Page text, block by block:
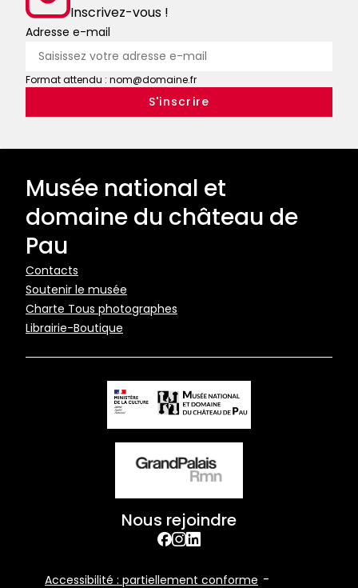
Inscrivez-vous !
Adresse e-mail
Format attendu : nom@domaine.fr
Musée national et
domaine du château de
Pau
Pied
de
page
Contacts
Soutenir le musée
Charte Tous photographes
Librairie-Boutique
Nous rejoindre
facebook
Instagram
Accessibilité : partiellement conforme